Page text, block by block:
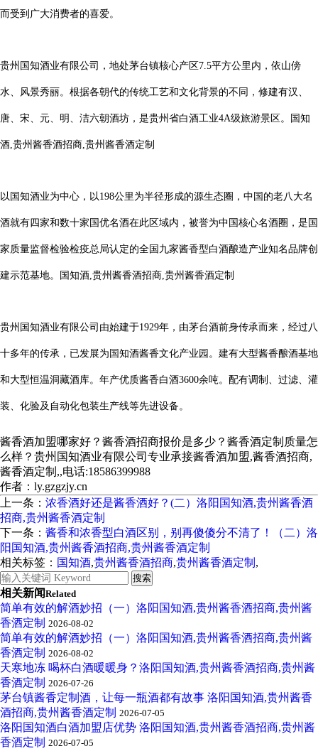
而受到广大消费者的喜爱。
贵州国知酒业有限公司，地处茅台镇核心产区7.5平方公里内，依山傍
水、风景秀丽。根据各朝代的传统工艺和文化背景的不同，修建有汉、
唐、宋、元、明、洁六朝酒坊，是贵州省白酒工业4A级旅游景区。 国知
酒,贵州酱香酒招商,贵州酱香酒定制
以国知酒业为中心，以198公里为半径形成的源生态圈，中国的老八大名
酒就有四家和数十家国优名酒在此区域内，被誉为中国核心名酒圈，是国
家质量监督检验检疫总局认定的全国九家酱香型白酒酿造产业知名品牌创
建示范基地。 国知酒,贵州酱香酒招商,贵州酱香酒定制
贵州国知酒业有限公司由始建于1929年，由茅台酒前身传承而来，经过八
十多年的传承，已发展为国知酒酱香文化产业园。建有大型酱香酿酒基地
和大型恒温洞藏酒库。年产优质酱香白酒3600余吨。配有调制、过滤、灌
装、化验及自动化包装生产线等先进设备。
酱香酒加盟哪家好？酱香酒招商报价是多少？酱香酒定制质量怎
么样？贵州国知酒业有限公司专业承接酱香酒加盟,酱香酒招商,
酱香酒定制,,电话:18586399988
作者：ly.gzgzjy.cn
上一条： 浓香酒好还是酱香酒好？(二）洛阳国知酒,贵州酱香酒
招商,贵州酱香酒定制
下一条： 酱香和浓香型白酒区别，别再傻傻分不清了！（二）洛
阳国知酒,贵州酱香酒招商,贵州酱香酒定制
相关标签： 国知酒,贵州酱香酒招商,贵州酱香酒定制 ,
相关新闻Related
简单有效的解酒妙招（一）洛阳国知酒,贵州酱香酒招商,贵州酱
香酒定制 2026-08-02
简单有效的解酒妙招（一）洛阳国知酒,贵州酱香酒招商,贵州酱
香酒定制 2026-08-02
天寒地冻 喝杯白酒暖暖身？洛阳国知酒,贵州酱香酒招商,贵州酱
香酒定制 2026-07-26
茅台镇酱香定制酒，让每一瓶酒都有故事 洛阳国知酒,贵州酱香
酒招商,贵州酱香酒定制 2026-07-05
洛阳国知酒白酒加盟店优势 洛阳国知酒,贵州酱香酒招商,贵州酱
香酒定制 2026-07-05